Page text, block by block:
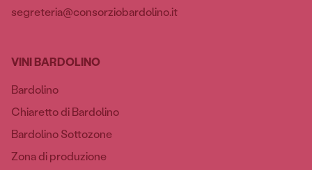
segreteria@consorziobardolino.it
VINI BARDOLINO
Bardolino
Chiaretto di Bardolino
Bardolino Sottozone
Zona di produzione